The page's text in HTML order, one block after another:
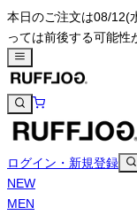
本日のご注文は08/12(
っては前後する可能性
ログイン・新規登録
NEW
MEN